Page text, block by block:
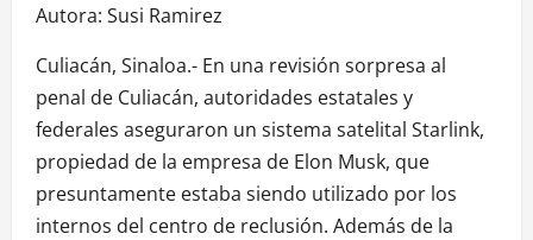
Autora: Susi Ramirez
Culiacán, Sinaloa.- En una revisión sorpresa al
penal de Culiacán, autoridades estatales y
federales aseguraron un sistema satelital Starlink,
propiedad de la empresa de Elon Musk, que
presuntamente estaba siendo utilizado por los
internos del centro de reclusión. Además de la